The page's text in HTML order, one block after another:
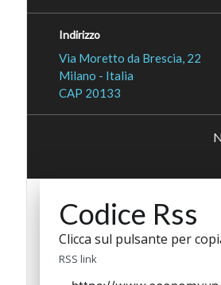
Indirizzo
Via Moretto da Brescia, 22
Milano - Italia
CAP 20133
Codice Rss
Clicca sul pulsante per
RSS link